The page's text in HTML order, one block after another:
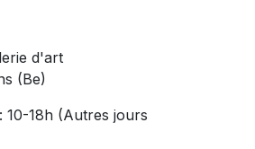
d'art
(Be)
10-18h (Autres jours